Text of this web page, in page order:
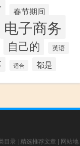
春节期间
电子商务
自己的 英语
适合 都是
目录 | 精选推荐文章 | 网站地